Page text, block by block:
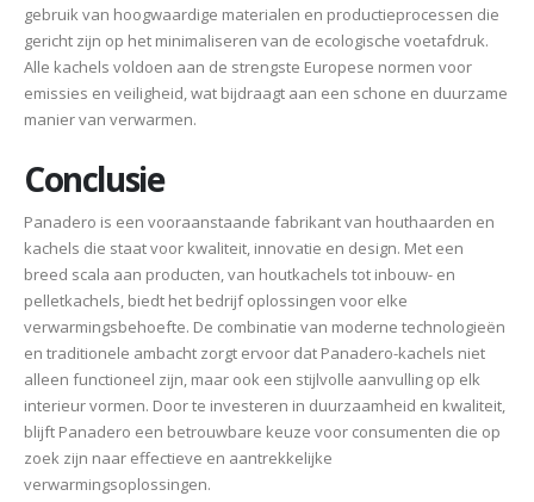
gebruik van hoogwaardige materialen en productieprocessen die
gericht zijn op het minimaliseren van de ecologische voetafdruk.
Alle kachels voldoen aan de strengste Europese normen voor
emissies en veiligheid, wat bijdraagt aan een schone en duurzame
manier van verwarmen.
Conclusie
Panadero is een vooraanstaande fabrikant van houthaarden en
kachels die staat voor kwaliteit, innovatie en design. Met een
breed scala aan producten, van houtkachels tot inbouw- en
pelletkachels, biedt het bedrijf oplossingen voor elke
verwarmingsbehoefte. De combinatie van moderne technologieën
en traditionele ambacht zorgt ervoor dat Panadero-kachels niet
alleen functioneel zijn, maar ook een stijlvolle aanvulling op elk
interieur vormen. Door te investeren in duurzaamheid en kwaliteit,
blijft Panadero een betrouwbare keuze voor consumenten die op
zoek zijn naar effectieve en aantrekkelijke
verwarmingsoplossingen.